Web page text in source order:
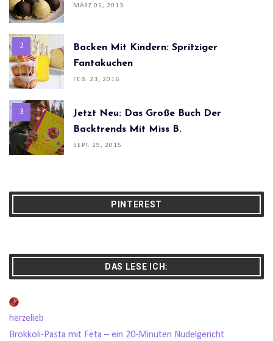
MÄRZ 05, 2013
Backen Mit Kindern: Spritziger
Fantakuchen
FEB. 23, 2016
Jetzt Neu: Das Große Buch Der
Backtrends Mit Miss B.
SEPT. 29, 2015
PINTEREST
DAS LESE ICH:
herzelieb
Brokkoli-Pasta mit Feta – ein 20-Minuten Nudelgericht